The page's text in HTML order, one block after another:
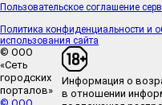
Пользовательское соглашение
Политика конфиденциальности и
использования сайта
© ООО
«Сеть
городских
порталов»
Информация о
в отношении